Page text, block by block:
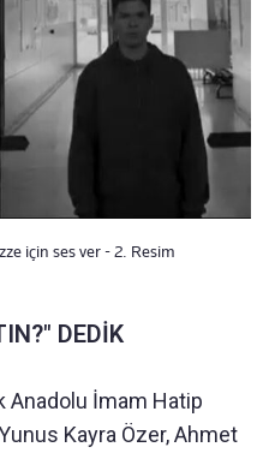
için ses ver - 2. Resim
DEDİK
Anadolu İmam Hatip
Kayra Özer, Ahmet